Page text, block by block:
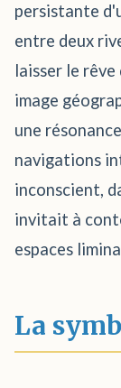
persistante
entre deux
laisser le
image
une
navigations
inconscient,
invitait à
espaces
La